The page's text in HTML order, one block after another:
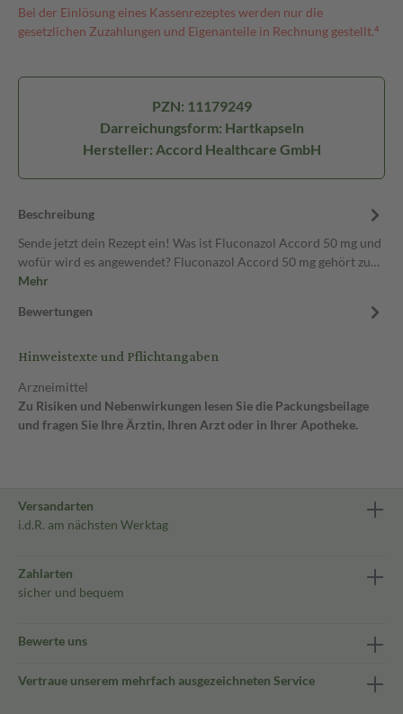
Bei der Einlösung eines Kassenrezeptes werden nur die
gesetzlichen Zuzahlungen und Eigenanteile in Rechnung gestellt.⁴
PZN: 11179249
Darreichungsform: Hartkapseln
Hersteller: Accord Healthcare GmbH
Beschreibung
Sende jetzt dein Rezept ein! Was ist Fluconazol Accord 50 mg und
wofür wird es angewendet? Fluconazol Accord 50 mg gehört zu…
Mehr
Bewertungen
Hinweistexte und Pflichtangaben
Arzneimittel
Zu Risiken und Nebenwirkungen lesen Sie die Packungsbeilage
und fragen Sie Ihre Ärztin, Ihren Arzt oder in Ihrer Apotheke.
Versandarten
i.d.R. am nächsten Werktag
Zahlarten
sicher und bequem
Bewerte uns
Vertraue unserem mehrfach ausgezeichneten Service